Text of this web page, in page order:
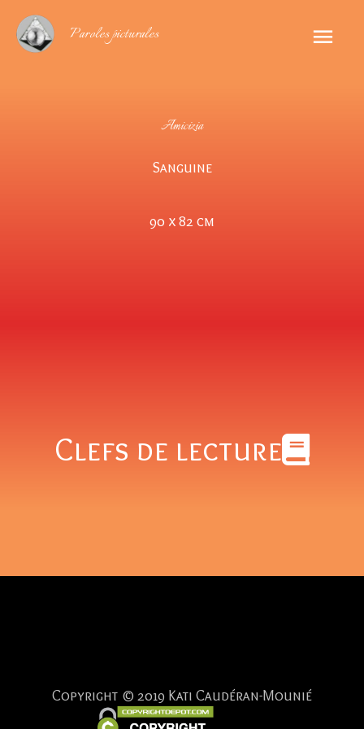
Aller
Paroles picturales
Amicizia
Sanguine
90 x 82 cm
Clefs de lecture
Copyright © 2019 Kati Caudéran-Mounié